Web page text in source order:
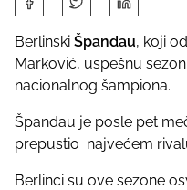
h
a
r
e
h
i
s
Berlinski Špandau, koji
Marković, uspešnu
nacionalnog šampiona.
Špandau je posle pet
prepustio najvećem
Berlinci su ove sezone